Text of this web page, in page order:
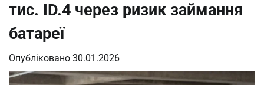
тис. ID.4 через ризик займання
батареї
Опубліковано 30.01.2026